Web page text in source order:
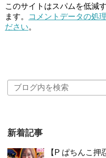
このサイトはスパムを低減
ます。
コメントデータの処
ださい。
新着記事
【P ぱちんこ押